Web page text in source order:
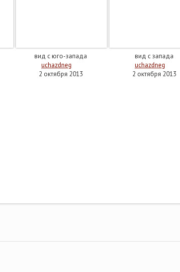
вид с юго-запада
uchazdneg
2 октября 2013
вид с запада
uchazdneg
2 октября 2013